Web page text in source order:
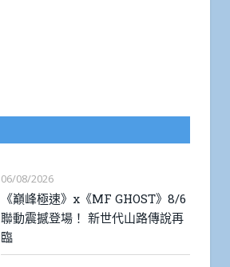
06/08/2026
《巔峰極速》x《MF GHOST》8/6
聯動震撼登場！ 新世代山路傳說再
臨